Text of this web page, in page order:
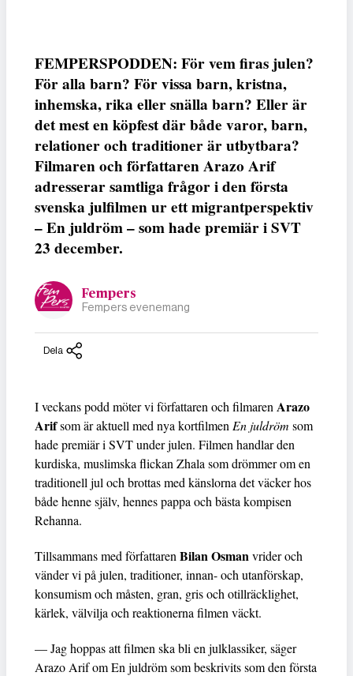
FEMPERSPODDEN: För vem firas julen?
För alla barn? För vissa barn, kristna,
inhemska, rika eller snälla barn? Eller är
det mest en köpfest där både varor, barn,
relationer och traditioner är utbytbara?
Filmaren och författaren Arazo Arif
adresserar samtliga frågor i den första
svenska julfilmen ur ett migrantperspektiv
– En juldröm – som hade premiär i SVT
23 december.
Fempers
Fempers evenemang
Dela
I veckans podd möter vi författaren och filmarenArazo
Arifsom är aktuell med nya kortfilmenEn juldröm som
hade premiär i SVT under julen. Filmen handlar den
kurdiska, muslimska flickan Zhala som drömmer om en
traditionell jul och brottas med känslorna det väcker hos
både henne själv, hennes pappa och bästa kompisen
Rehanna.
Tillsammans med författarenBilan Osmanvrider och
vänder vi på julen, traditioner, innan- och utanförskap,
konsumism och måsten, gran, gris och otillräcklighet,
kärlek, välvilja och reaktionerna filmen väckt.
— Jag hoppas att filmen ska bli en julklassiker, säger
Arazo Arif om En juldröm som beskrivits som den första